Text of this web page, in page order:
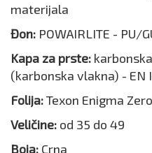
materijala
Đon: POWAIRLITE - PU/
Kapa za prste:
(karbonska vlakna) - EN
Folija:Texon Enigma
Veličine: od 35 do 49
Boja: Crna